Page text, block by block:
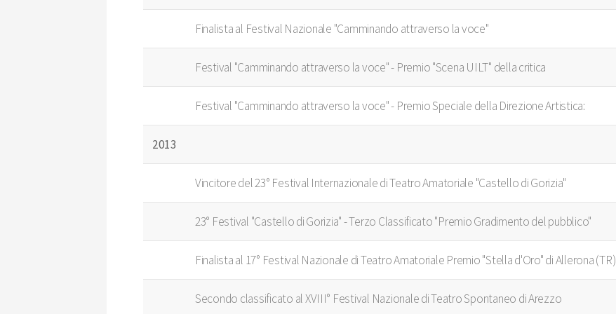
Finalista al Festival Nazionale "Camminando attraverso la voce"
Festival "Camminando attraverso la voce" - Premio "Scena UILT" della critica
Festival "Camminando attraverso la voce" - Premio Speciale della Direzione Artistica:
2013
Vincitore del 23° Festival Internazionale di Teatro Amatoriale "Castello di Gorizia"
23° Festival "Castello di Gorizia" - Terzo Classificato "Premio Gradimento del pubblico"
Finalista al 17° Festival Nazionale di Teatro Amatoriale Premio "Stella d'Oro" di Allerona (TR)
Secondo classificato al XVIII° Festival Nazionale di Teatro Spontaneo di Arezzo